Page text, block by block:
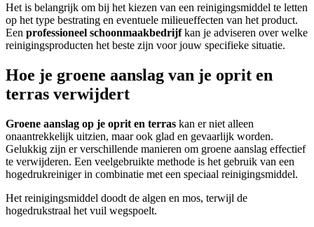
Het is belangrijk om bij het kiezen van een reinigingsmiddel te letten
op het type bestrating en eventuele milieueffecten van het product.
Een professioneel schoonmaakbedrijfkan je adviseren over welke
reinigingsproducten het beste zijn voor jouw specifieke situatie.
Hoe je groene aanslag van je oprit en
terras verwijdert
Groene aanslag op je oprit en terras kan er niet alleen
onaantrekkelijk uitzien, maar ook glad en gevaarlijk worden.
Gelukkig zijn er verschillende manieren om groene aanslag effectief
te verwijderen. Een veelgebruikte methode is het gebruik van een
hogedrukreiniger in combinatie met een speciaal reinigingsmiddel.
Het reinigingsmiddel doodt de algen en mos, terwijl de
hogedrukstraal het vuil wegspoelt.